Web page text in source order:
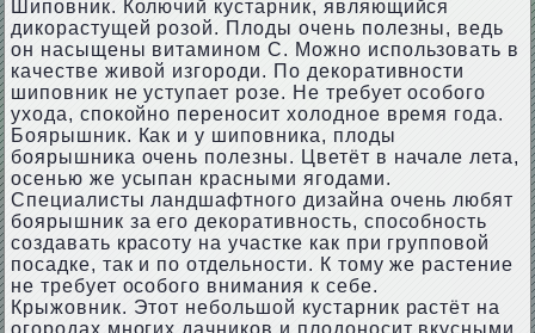
Шиповник. Колючий кустарник, являющийся
дикорастущей розой. Плоды очень полезны, ведь
он насыщены витамином C. Можно использовать в
качестве живой изгороди. По декоративности
шиповник не уступает розе. Не требует особого
ухода, спокойно переносит холодное время года.
Боярышник. Как и у шиповника, плоды
боярышника очень полезны. Цветёт в начале лета,
осенью же усыпан красными ягодами.
Специалисты ландшафтного дизайна очень любят
боярышник за его декоративность, способность
создавать красоту на участке как при групповой
посадке, так и по отдельности. К тому же растение
не требует особого внимания к себе.
Крыжовник. Этот небольшой кустарник растёт на
огородах многих дачников и плодоносит вкусными